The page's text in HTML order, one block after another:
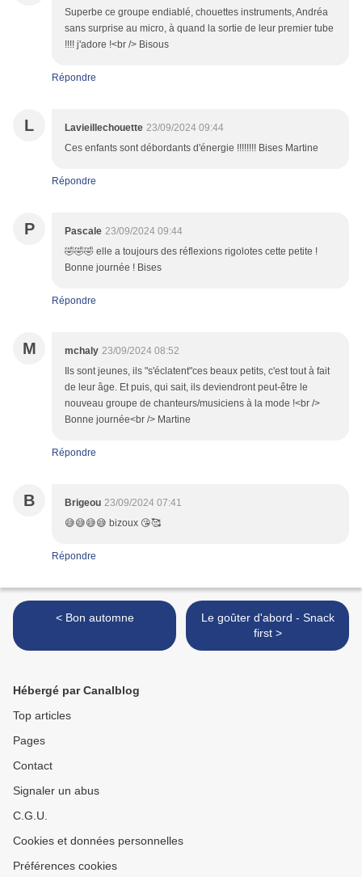
Superbe ce groupe endiablé, chouettes instruments, Andréa
sans surprise au micro, à quand la sortie de leur premier tube
!!!! j'adore !<br /> Bisous
Répondre
L Lavieillechouette 23/09/2024 09:44
Ces enfants sont débordants d'énergie !!!!!!!! Bises Martine
Répondre
P Pascale 23/09/2024 09:44
🤣🤣🤣 elle a toujours des réflexions rigolotes cette petite !
Bonne journée ! Bises
Répondre
M mchaly 23/09/2024 08:52
Ils sont jeunes, ils "s'éclatent"ces beaux petits, c'est tout à fait
de leur âge. Et puis, qui sait, ils deviendront peut-être le
nouveau groupe de chanteurs/musiciens à la mode !<br />
Bonne journée<br /> Martine
Répondre
B Brigeou 23/09/2024 07:41
😅😅😅😅 bizoux 😘🥰
Répondre
< Bon automne
Le goûter d'abord - Snack
first >
Hébergé par Canalblog
Top articles
Pages
Contact
Signaler un abus
C.G.U.
Cookies et données personnelles
Préférences cookies